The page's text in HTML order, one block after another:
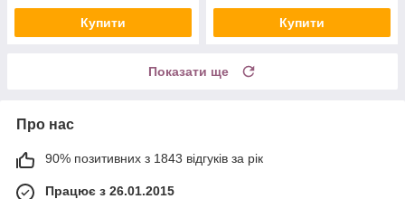
Купити Купити
Показати ще
Про нас
90% позитивних з 1843 відгуків за рік
Працює з 26.01.2015